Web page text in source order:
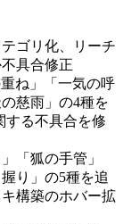
ゴリ化、リーチ
具合修正
ね」「一気の呼
慈雨」の4種を
する不具合を修
「狐の手管」
り」の5種を追
構築のホバー拡